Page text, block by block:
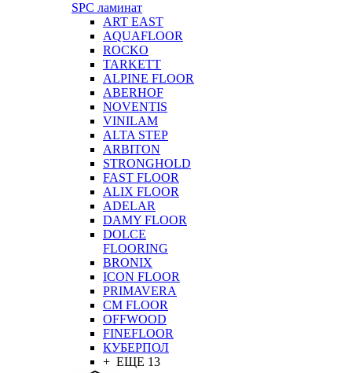
SPC ламинат
ART EAST
AQUAFLOOR
ROCKO
TARKETT
ALPINE FLOOR
ABERHOF
NOVENTIS
VINILAM
ALTA STEP
ARBITON
STRONGHOLD
FAST FLOOR
ALIX FLOOR
ADELAR
DAMY FLOOR
DOLCE
FLOORING
BRONIX
ICON FLOOR
PRIMAVERA
CM FLOOR
OFFWOOD
FINEFLOOR
КУБЕРПОЛ
+ ЕЩЕ 13